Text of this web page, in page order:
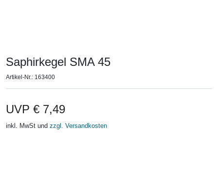
Saphirkegel SMA 45
Artikel-Nr.: 163400
Preis
UVP € 7,49
inkl. MwSt und zzgl. Versandkosten